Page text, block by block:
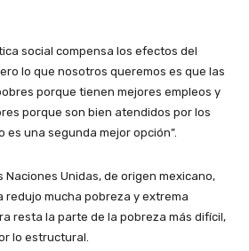
social compensa los efectos del
lo que nosotros queremos es que las
porque tienen mejores empleos y
porque son bien atendidos por los
una segunda mejor opción”.
Naciones Unidas, de origen mexicano,
redujo mucha pobreza y extrema
resta la parte de la pobreza más difícil,
lo estructural.